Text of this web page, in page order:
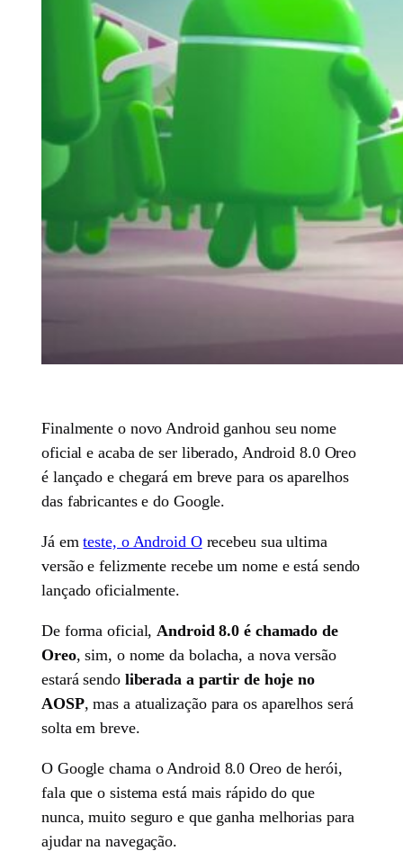
Finalmente o novo Android ganhou seu nome
oficial e acaba de ser liberado, Android 8.0 Oreo
é lançado e chegará em breve para os aparelhos
das fabricantes e do Google.
Já emteste, o Android Orecebeu sua ultima
versão e felizmente recebe um nome e está sendo
lançado oficialmente.
De forma oficial, Android 8.0 é chamado de
Oreo, sim, o nome da bolacha, a nova versão
estará sendo liberada a partir de hoje no
AOSP, mas a atualização para os aparelhos será
solta em breve.
O Google chama o Android 8.0 Oreo de herói,
fala que o sistema está mais rápido do que
nunca, muito seguro e que ganha melhorias para
ajudar na navegação.